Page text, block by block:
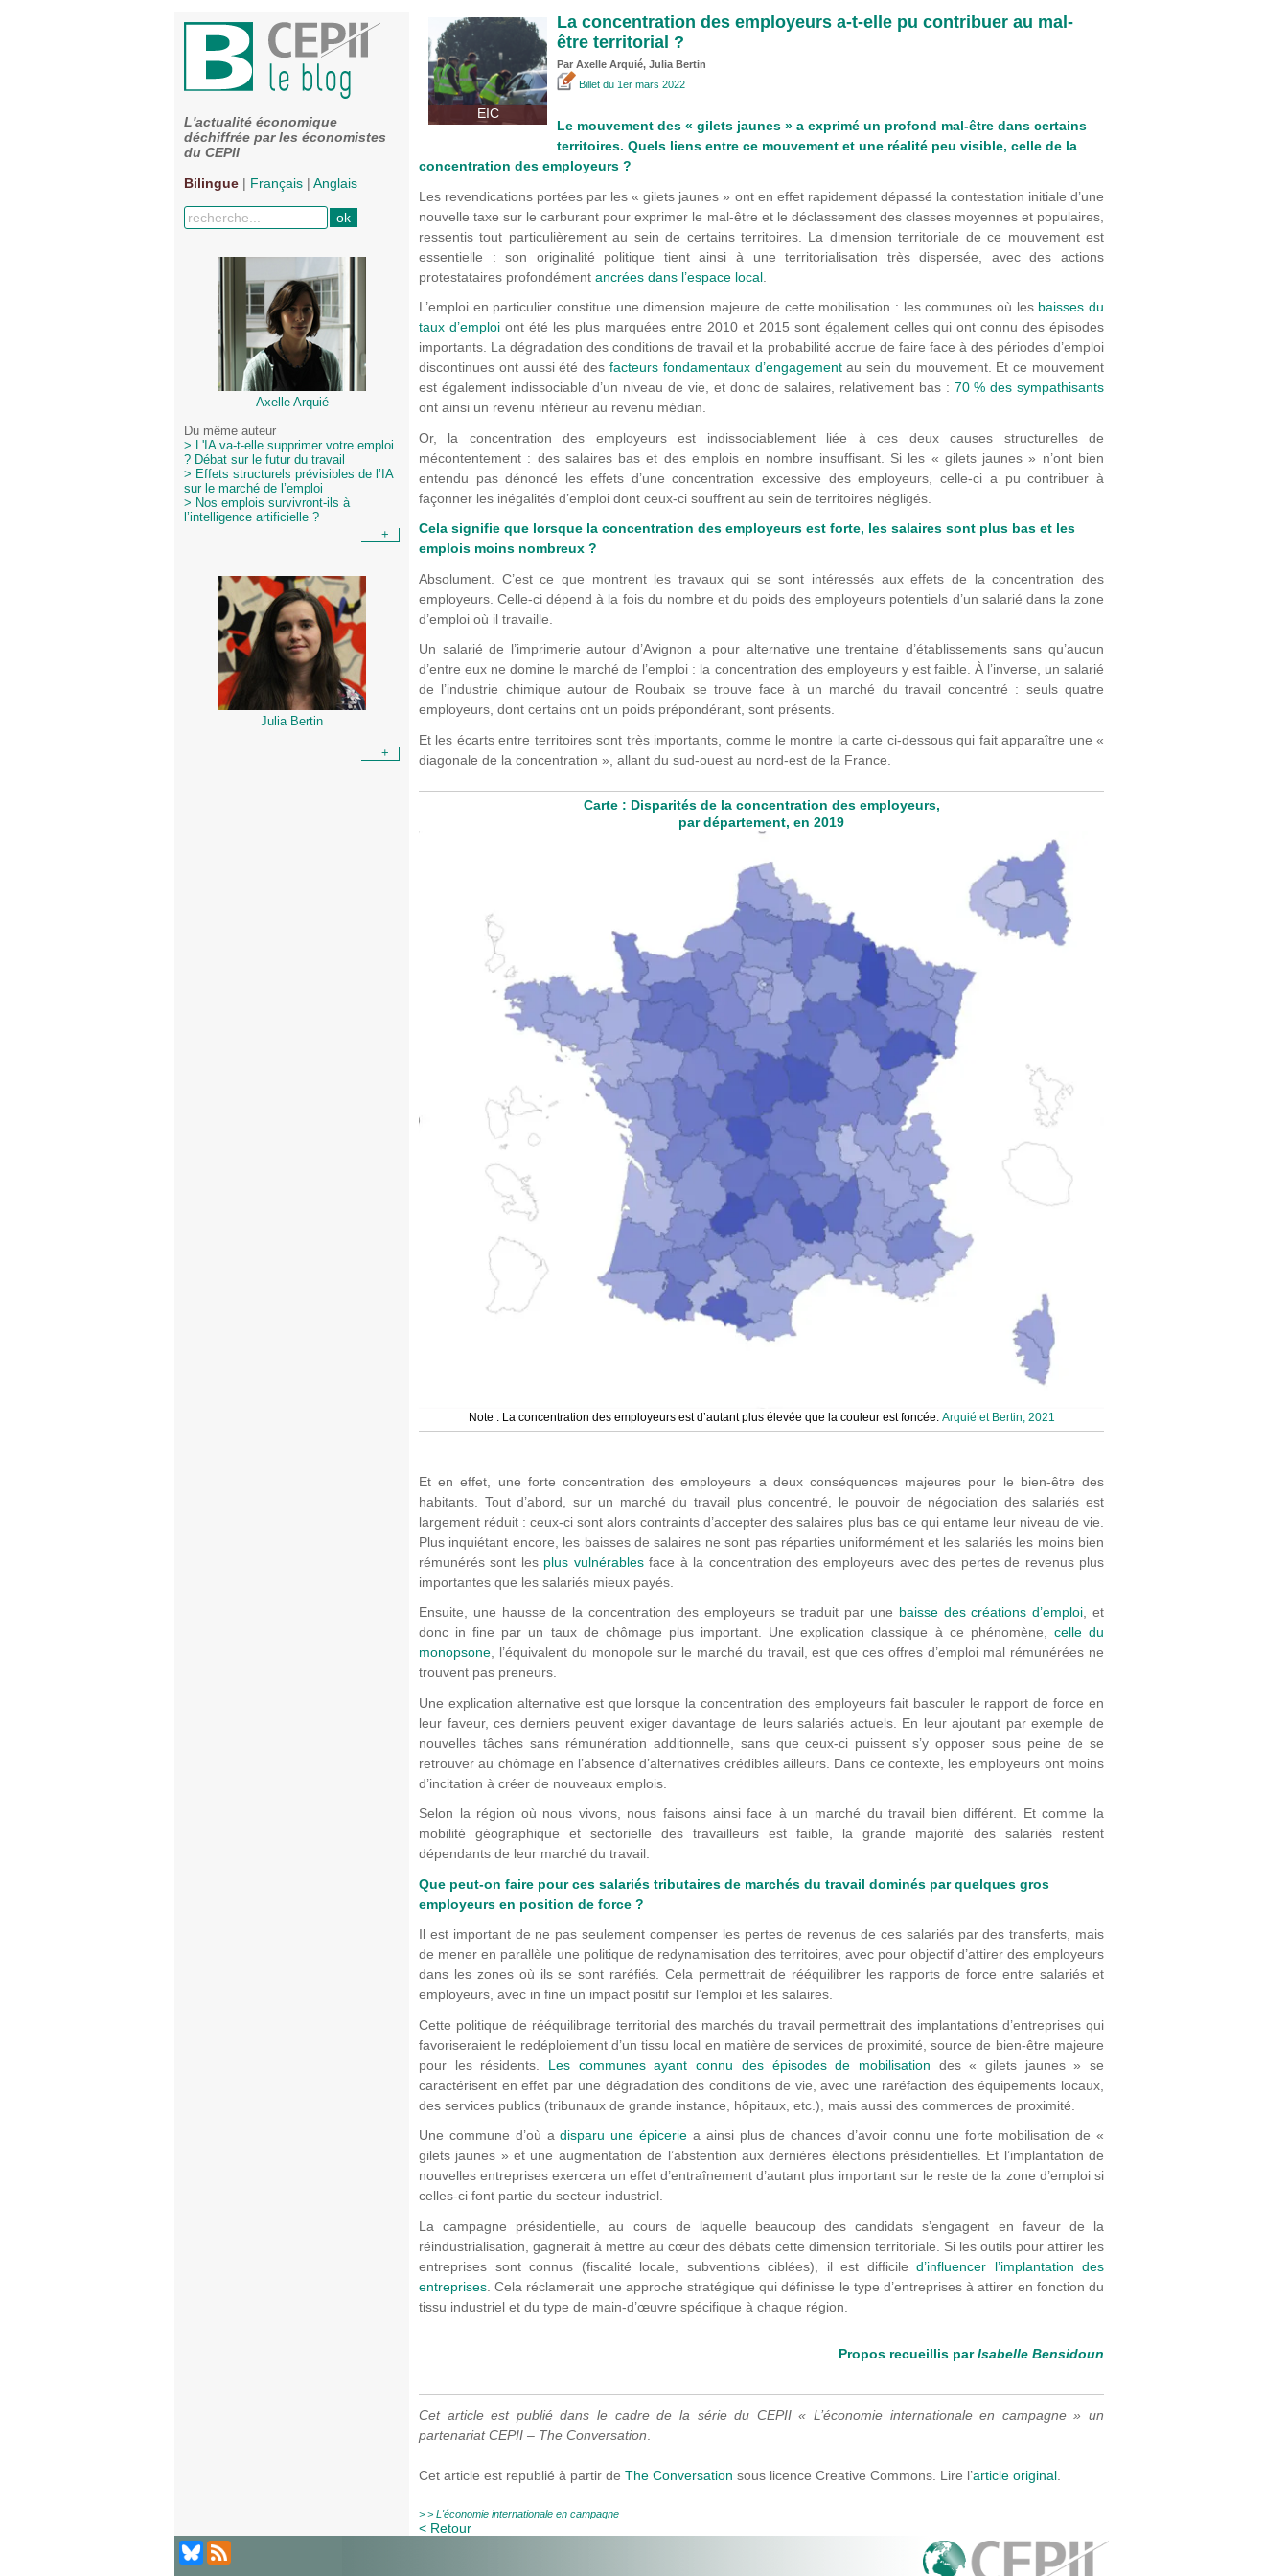
L'actualité économique
déchiffrée par les économistes
du CEPII
Bilingue | Français | Anglais
Axelle Arquié
Du même auteur
> L'IA va-t-elle supprimer votre emploi
? Débat sur le futur du travail
> Effets structurels prévisibles de l’IA
sur le marché de l’emploi
> Nos emplois survivront-ils à
l’intelligence artificielle ?
+
Julia Bertin
+
EIC
La concentration des employeurs a-t-elle pu contribuer au mal-
être territorial ?
Par Axelle Arquié, Julia Bertin
Billet du 1er mars 2022
Le mouvement des « gilets jaunes » a exprimé un profond mal-être dans certains
territoires. Quels liens entre ce mouvement et une réalité peu visible, celle de la
concentration des employeurs ?
Les revendications portées par les « gilets jaunes » ont en effet rapidement dépassé la contestation initiale d’une
nouvelle taxe sur le carburant pour exprimer le mal-être et le déclassement des classes moyennes et populaires,
ressentis tout particulièrement au sein de certains territoires. La dimension territoriale de ce mouvement est
essentielle : son originalité politique tient ainsi à une territorialisation très dispersée, avec des actions
protestataires profondément ancrées dans l’espace local
L’emploi en particulier constitue une dimension majeure de cette mobilisation : les communes où les baisses du
taux d’emploi ont été les plus marquées entre 2010 et 2015 sont également celles qui ont connu des épisodes
importants. La dégradation des conditions de travail et la probabilité accrue de faire face à des périodes d’emploi
discontinues ont aussi été des facteurs fondamentaux d’engagementau sein du mouvement. Et ce mouvement
est également indissociable d’un niveau de vie, et donc de salaires, relativement bas : 70 % des sympathisants
ont ainsi un revenu inférieur au revenu médian.
Or, la concentration des employeurs est indissociablement liée à ces deux causes structurelles de
mécontentement : des salaires bas et des emplois en nombre insuffisant. Si les « gilets jaunes » n’ont bien
entendu pas dénoncé les effets d’une concentration excessive des employeurs, celle-ci a pu contribuer à
façonner les inégalités d’emploi dont ceux-ci souffrent au sein de territoires négligés.
Cela signifie que lorsque la concentration des employeurs est forte, les salaires sont plus bas et les
emplois moins nombreux ?
Absolument. C’est ce que montrent les travaux qui se sont intéressés aux effets de la concentration des
employeurs. Celle-ci dépend à la fois du nombre et du poids des employeurs potentiels d’un salarié dans la zone
d’emploi où il travaille.
Un salarié de l’imprimerie autour d’Avignon a pour alternative une trentaine d’établissements sans qu’aucun
d’entre eux ne domine le marché de l’emploi : la concentration des employeurs y est faible. À l’inverse, un salarié
de l’industrie chimique autour de Roubaix se trouve face à un marché du travail concentré : seuls quatre
employeurs, dont certains ont un poids prépondérant, sont présents.
Et les écarts entre territoires sont très importants, comme le montre la carte ci-dessous qui fait apparaître une «
diagonale de la concentration », allant du sud-ouest au nord-est de la France.
Carte : Disparités de la concentration des employeurs,
par département, en 2019
Note : La concentration des employeurs est d’autant plus élevée que la couleur est foncée. Arquié et Bertin, 2021
Et en effet, une forte concentration des employeurs a deux conséquences majeures pour le bien-être des
habitants. Tout d’abord, sur un marché du travail plus concentré, le pouvoir de négociation des salariés est
largement réduit : ceux-ci sont alors contraints d’accepter des salaires plus bas ce qui entame leur niveau de vie.
Plus inquiétant encore, les baisses de salaires ne sont pas réparties uniformément et les salariés les moins bien
rémunérés sont les plus vulnérablesface à la concentration des employeurs avec des pertes de revenus plus
importantes que les salariés mieux payés.
Ensuite, une hausse de la concentration des employeurs se traduit par une baisse des créations d’emploi, et
donc in fine par un taux de chômage plus important. Une explication classique à ce phénomène, celle du
monopsone, l’équivalent du monopole sur le marché du travail, est que ces offres d’emploi mal rémunérées ne
trouvent pas preneurs.
Une explication alternative est que lorsque la concentration des employeurs fait basculer le rapport de force en
leur faveur, ces derniers peuvent exiger davantage de leurs salariés actuels. En leur ajoutant par exemple de
nouvelles tâches sans rémunération additionnelle, sans que ceux-ci puissent s’y opposer sous peine de se
retrouver au chômage en l’absence d’alternatives crédibles ailleurs. Dans ce contexte, les employeurs ont moins
d’incitation à créer de nouveaux emplois.
Selon la région où nous vivons, nous faisons ainsi face à un marché du travail bien différent. Et comme la
mobilité géographique et sectorielle des travailleurs est faible, la grande majorité des salariés restent
dépendants de leur marché du travail.
Que peut-on faire pour ces salariés tributaires de marchés du travail dominés par quelques gros
employeurs en position de force ?
Il est important de ne pas seulement compenser les pertes de revenus de ces salariés par des transferts, mais
de mener en parallèle une politique de redynamisation des territoires, avec pour objectif d’attirer des employeurs
dans les zones où ils se sont raréfiés. Cela permettrait de rééquilibrer les rapports de force entre salariés et
employeurs, avec in fine un impact positif sur l’emploi et les salaires.
Cette politique de rééquilibrage territorial des marchés du travail permettrait des implantations d’entreprises qui
favoriseraient le redéploiement d’un tissu local en matière de services de proximité, source de bien-être majeure
pour les résidents. Les communes ayant connu des épisodes de mobilisation des « gilets jaunes » se
caractérisent en effet par une dégradation des conditions de vie, avec une raréfaction des équipements locaux,
des services publics (tribunaux de grande instance, hôpitaux, etc.), mais aussi des commerces de proximité.
Une commune d’où adisparu une épicerie a ainsi plus de chances d’avoir connu une forte mobilisation de «
gilets jaunes » et une augmentation de l’abstention aux dernières élections présidentielles. Et l’implantation de
nouvelles entreprises exercera un effet d’entraînement d’autant plus important sur le reste de la zone d’emploi si
celles-ci font partie du secteur industriel.
La campagne présidentielle, au cours de laquelle beaucoup des candidats s’engagent en faveur de la
réindustrialisation, gagnerait à mettre au cœur des débats cette dimension territoriale. Si les outils pour attirer les
entreprises sont connus (fiscalité locale, subventions ciblées), il est difficile d’influencer l’implantation des
entreprises . Cela réclamerait une approche stratégique qui définisse le type d’entreprises à attirer en fonction du
tissu industriel et du type de main-d’œuvre spécifique à chaque région.
Propos recueillis parIsabelle Bensidoun
Cet article est publié dans le cadre de la série du CEPII « L’économie internationale en campagne » un
partenariat CEPII – The Conversation
Cet article est republié à partir de The Conversation sous licence Creative Commons. Lire l’article original
> > L'économie internationale en campagne
< Retour